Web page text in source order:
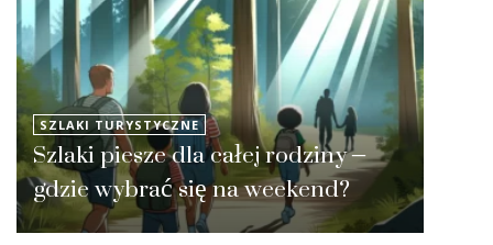
SZLAKI TURYSTYCZNE
Szlaki piesze dla całej rodziny –
gdzie wybrać się na weekend?